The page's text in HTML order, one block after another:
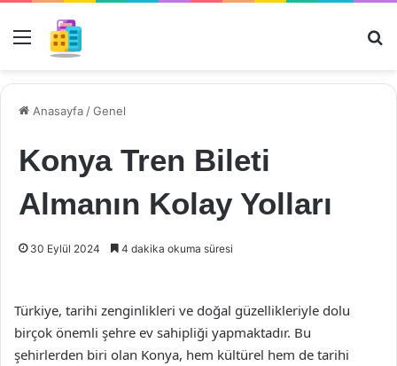
Menü
Anasayfa /Genel
Konya Tren Bileti
Almanın Kolay Yolları
30 Eylül 2024 4 dakika okuma süresi
Türkiye, tarihi zenginlikleri ve doğal güzellikleriyle dolu
birçok önemli şehre ev sahipliği yapmaktadır. Bu
şehirlerden biri olan Konya, hem kültürel hem de tarihi